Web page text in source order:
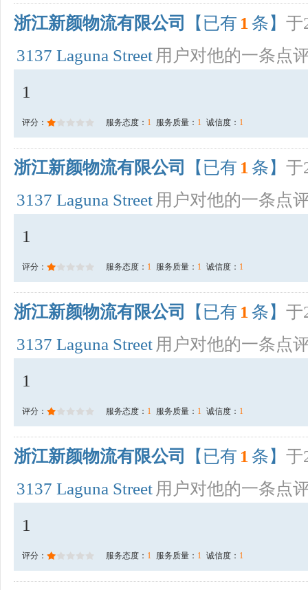
浙江新颜物流有限公司 【已有 1 条】 于
3137 Laguna Street 用户对他的一条点
1
评分： 服务态度： 1 服务质量： 1 诚信度： 1
浙江新颜物流有限公司 【已有 1 条】 于
3137 Laguna Street 用户对他的一条点
1
评分： 服务态度： 1 服务质量： 1 诚信度： 1
浙江新颜物流有限公司 【已有 1 条】 于
3137 Laguna Street 用户对他的一条点
1
评分： 服务态度： 1 服务质量： 1 诚信度： 1
浙江新颜物流有限公司 【已有 1 条】 于
3137 Laguna Street 用户对他的一条点
1
评分： 服务态度： 1 服务质量： 1 诚信度： 1